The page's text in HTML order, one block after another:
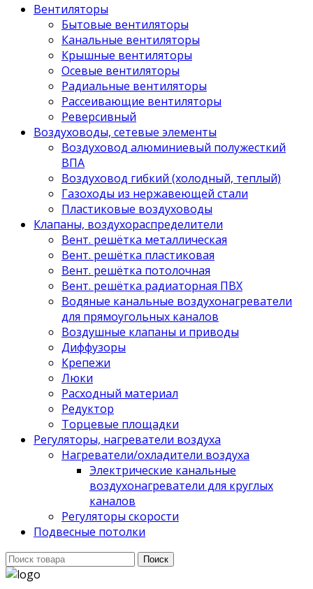
Вентиляторы
Бытовые вентиляторы
Канальные вентиляторы
Крышные вентиляторы
Осевые вентиляторы
Радиальные вентиляторы
Рассеивающие вентиляторы
Реверсивный
Воздуховоды, сетевые элементы
Воздуховод алюминиевый полужесткий
ВПА
Воздуховод гибкий (холодный, теплый)
Газоходы из нержавеющей стали
Пластиковые воздуховоды
Клапаны, воздухораспределители
Вент. решётка металлическая
Вент. решётка пластиковая
Вент. решётка потолочная
Вент. решётка радиаторная ПВХ
Водяные канальные воздухонагреватели
для прямоугольных каналов
Воздушные клапаны и приводы
Диффузоры
Крепежи
Люки
Расходный материал
Редуктор
Торцевые площадки
Регуляторы, нагреватели воздуха
Нагреватели/охладители воздуха
Электрические канальные
воздухонагреватели для круглых
каналов
Регуляторы скорости
Подвесные потолки
Поиск
для:
Поиск